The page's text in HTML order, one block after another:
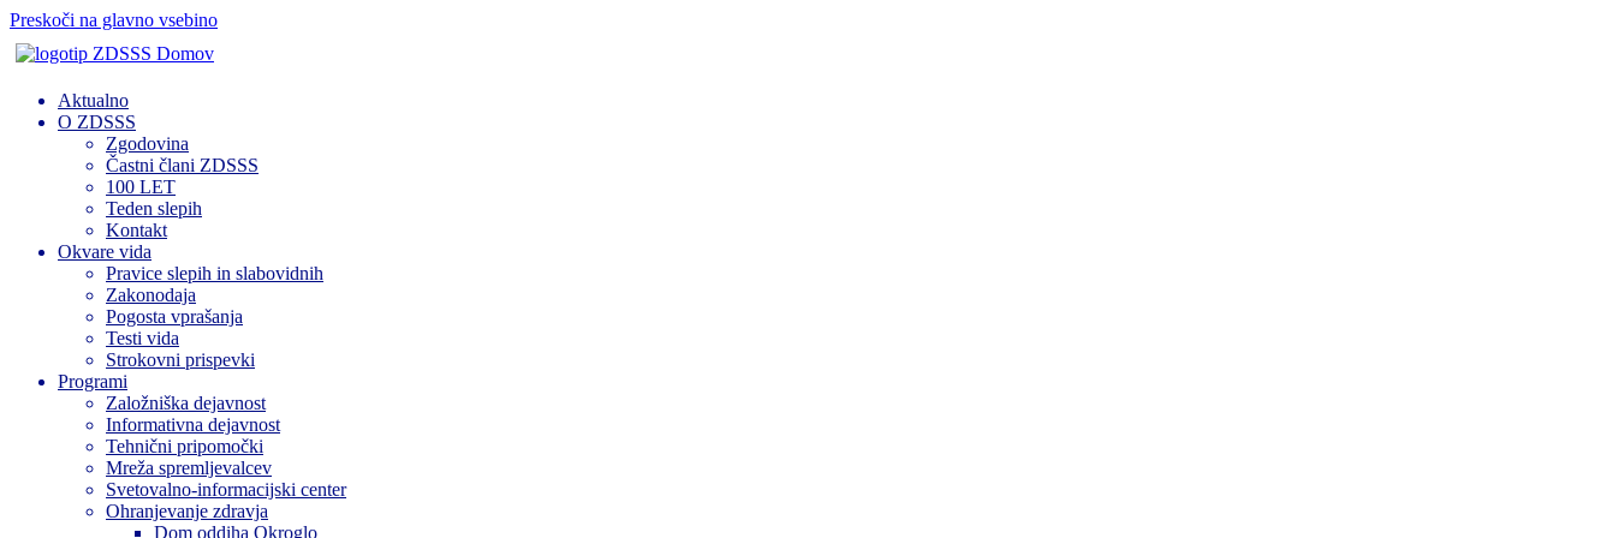
Preskoči na glavno vsebino
Domov
Aktualno
O ZDSSS
Zgodovina
Častni člani ZDSSS
100 LET
Teden slepih
Kontakt
Okvare vida
Pravice slepih in slabovidnih
Zakonodaja
Pogosta vprašanja
Testi vida
Strokovni prispevki
Programi
Založniška dejavnost
Informativna dejavnost
Tehnični pripomočki
Mreža spremljevalcev
Svetovalno-informacijski center
Ohranjevanje zdravja
Dom oddiha Okroglo